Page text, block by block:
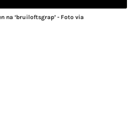
na ‘bruiloftsgrap’ - Foto via